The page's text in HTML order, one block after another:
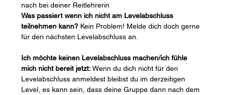
nach bei deiner Reitlehrerin
Was passiert wenn ich nicht am Levelabschluss
teilnehmen kann? Kein Problem! Melde dich doch gerne
für den nächsten Levelabschluss an.
Ich möchte keinen Levelabschluss machen/ich fühle
mich nicht bereit jetzt: Wenn du dich nicht für den
Levelabschluss anmeldest bleibst du im derzeitigen
Level, es kann sein, dass deine Gruppe dann nach dem